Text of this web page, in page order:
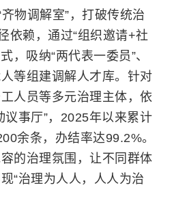
物调解室”，打破传统治
依赖，通过“组织邀请+社
，吸纳“两代表一委员”、
等组建调解人才库。针对
人员等多元治理主体，依
议事厅”，2025年以来累计
余条，办结率达99.2%。
的治理氛围，让不同群体
“治理为人人，人人为治